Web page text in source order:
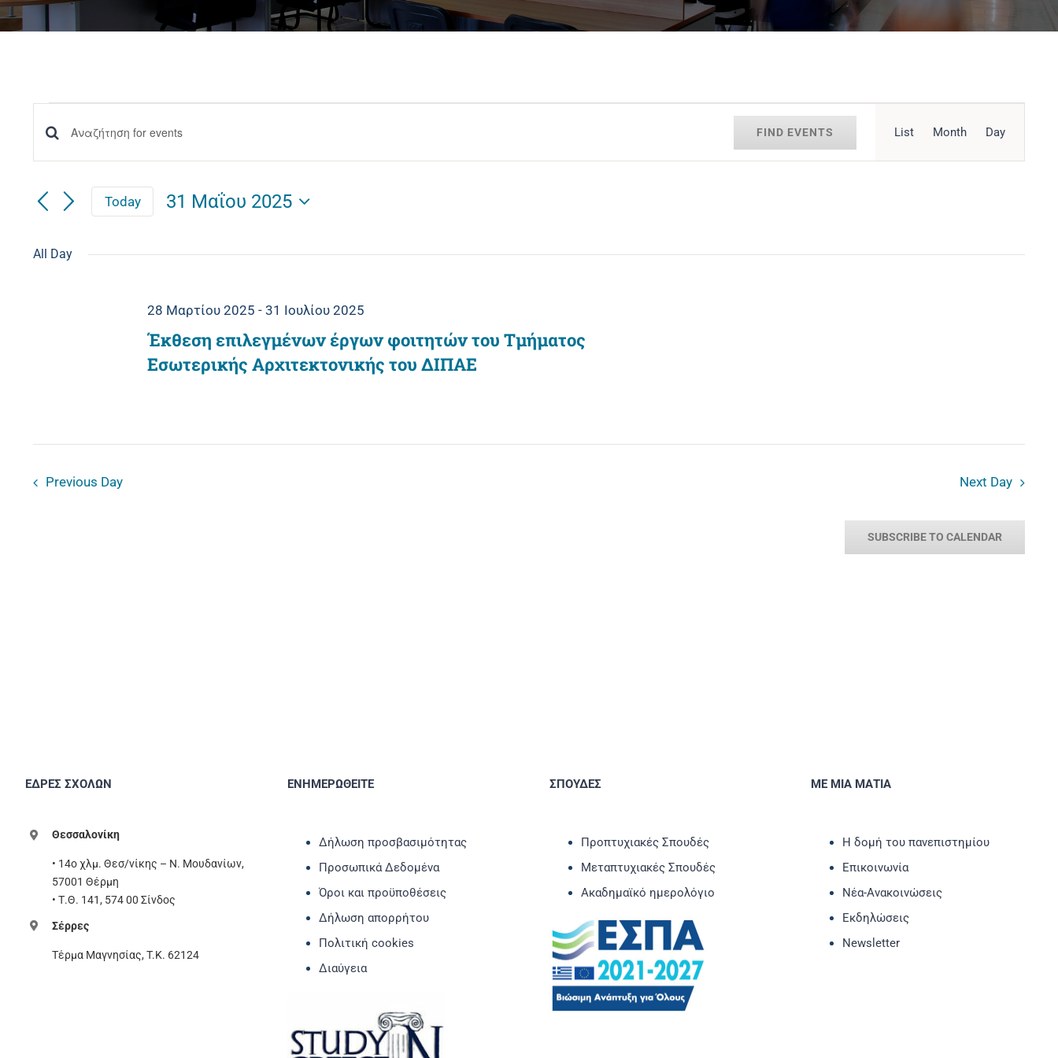
Events
for
31
Μαΐου
Events
Αναζήτηση
Views
Navigation
Enter
Αναζήτηση
FIND EVENTS
Views
Navigation
List Month Day
Today
31 Μαΐου 2025
All Day
Έκθεση επιλεγμένων έργων φοιτητών του Τμήματος
Εσωτερικής Αρχιτεκτονικής του ΔΙΠΑΕ
28 Μαρτίου 2025 -31 Ιουλίου 2025
Previous Day Next Day
SUBSCRIBE TO CALENDAR
ΕΔΡΕΣ ΣΧΟΛΩΝ
Θεσσαλονίκη
• 14ο χλμ. Θεσ/νίκης – Ν. Μουδανίων,
57001 Θέρμη
• Τ.Θ. 141, 574 00 Σίνδος
Σέρρες
Τέρμα Μαγνησίας, T.K. 62124
ΕΝΗΜΕΡΩΘΕΙΤΕ
Δήλωση προσβασιμότητας
Προσωπικά Δεδομένα
Όροι και προϋποθέσεις
Δήλωση απορρήτου
Πολιτική cookies
Διαύγεια
ΣΠΟΥΔΕΣ
Προπτυχιακές Σπουδές
Μεταπτυχιακές Σπουδές
Ακαδημαϊκό ημερολόγιο
ΜΕ ΜΙΑ ΜΑΤΙΑ
Η δομή του πανεπιστημίου
Επικοινωνία
Νέα-Ανακοινώσεις
Εκδηλώσεις
Newsletter